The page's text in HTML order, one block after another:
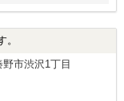
市渋沢1丁目